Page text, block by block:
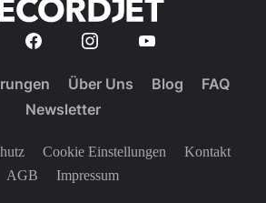
Über Uns Blog
FAQ
Newsletter
Cookie Einstellungen
Kontakt
AGB
Impressum